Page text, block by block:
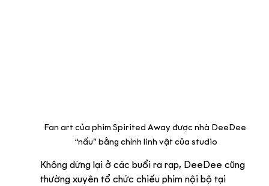
Fan art của phim Spirited Away được nhà DeeDee
“nấu” bằng chính linh vật của studio
Không dừng lại ở các buổi ra rạp, DeeDee cũng
thường xuyên tổ chức chiếu phim nội bộ tại